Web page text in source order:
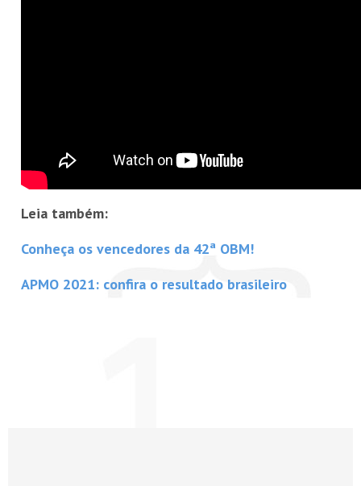
Leia também:
Conheça os vencedores da 42ª OBM!
APMO 2021: confira o resultado brasileiro